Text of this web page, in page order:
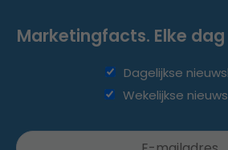
Marketingfacts. Elke dag
Dagelijkse
Wekelijkse